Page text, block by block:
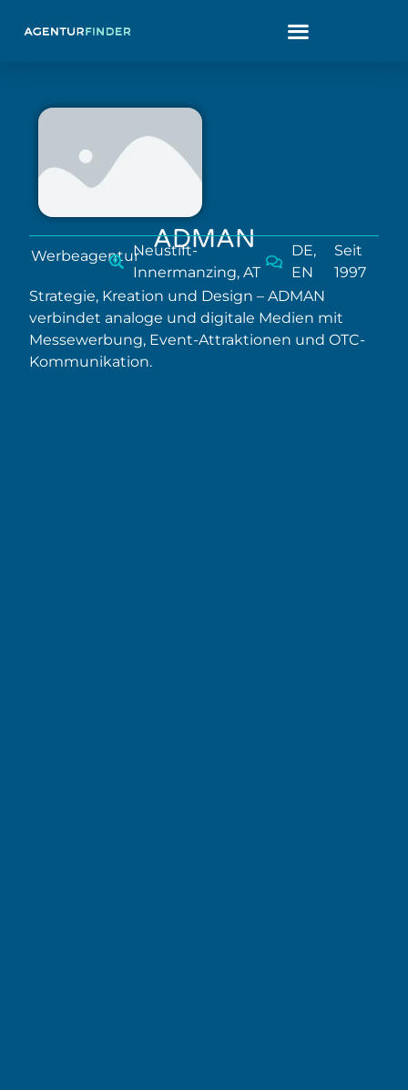
ADMAN
WerbeagenturNeustift-
Innermanzing, AT
DE,
EN
Seit
1997
Strategie, Kreation und Design – ADMAN
verbindet analoge und digitale Medien mit
Messewerbung, Event-Attraktionen und OTC-
Kommunikation.